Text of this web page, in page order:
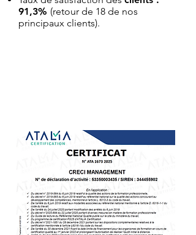
91,3% (retour de 18 de nos
principaux clients).